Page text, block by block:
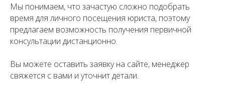
Мы понимаем, что зачастую сложно подобрать
время для личного посещения юриста, поэтому
предлагаем возможность получения первичной
консультации дистанционно.
Вы можете оставить заявку на сайте, менеджер
свяжется с вами и уточнит детали.